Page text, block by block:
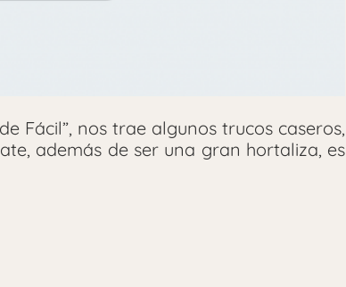
Fácil”, nos trae algunos trucos caseros,
además de ser una gran hortaliza, es